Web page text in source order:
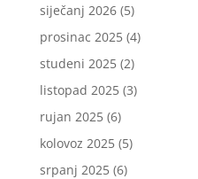
siječanj 2026(5)
prosinac 2025(4)
studeni 2025(2)
listopad 2025(3)
rujan 2025(6)
kolovoz 2025(5)
srpanj 2025(6)